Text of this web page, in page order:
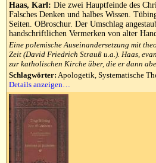
Haas, Karl: Die zwei Hauptfeinde des
Falsches Denken und halbes Wissen.
Seiten. OBroschur. Der Umschlag
handschriftlichen Vermerken von alter
Eine polemische Auseinandersetzung mit
Zeit (David Friedrich Strauß u.a.). Haas,
zur katholischen Kirche über, die er dann
Schlagwörter: Apologetik, Systematische
Details anzeigen…